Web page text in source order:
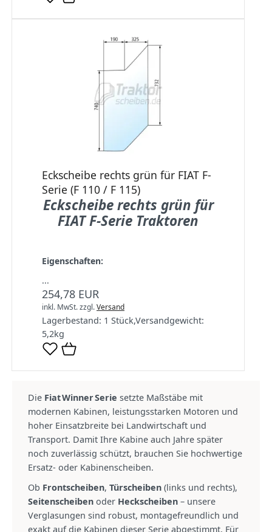
Eckscheibe rechts grün für FIAT F-
Serie (F 110 / F 115)
Eckscheibe rechts grün für
FIAT F-Serie Traktoren
Eigenschaften:
...
254,78 EUR
inkl. MwSt.zzgl.Versand
Lagerbestand: 1 Stück,Versandgewicht:
5,2kg
Die Fiat Winner Serie setzte Maßstäbe mit
modernen Kabinen, leistungs­starken Motoren und
hoher Einsatzbreite bei Landwirtschaft und
Transport. Damit Ihre Kabine auch Jahre später
noch zuverlässig schützt, brauchen Sie hochwertige
Ersatz‑ oder Kabinenscheiben.
Ob Frontscheiben, Türscheiben (links und rechts),
Seitenscheiben oder Heckscheiben – unsere
Verglasungen sind robust, montage­freundlich und
exakt auf die Kabinen dieser Serie abgestimmt. Für